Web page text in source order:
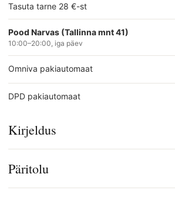
Kirjeldus
Päritolu
Tasuta tarne 28 €-st
Pood Narvas (Tallinna mnt 41)
10:00–20:00, iga päev
Omniva pakiautomaat
DPD pakiautomaat